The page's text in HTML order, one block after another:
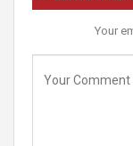
Your